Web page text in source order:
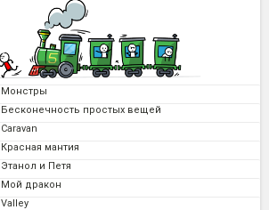
Монстры
Бесконечность простых вещей
Caravan
Красная мантия
Этанол и Петя
Мой дракон
Valley